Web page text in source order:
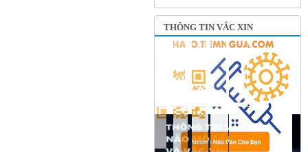
THÔNG TIN VẮC XIN